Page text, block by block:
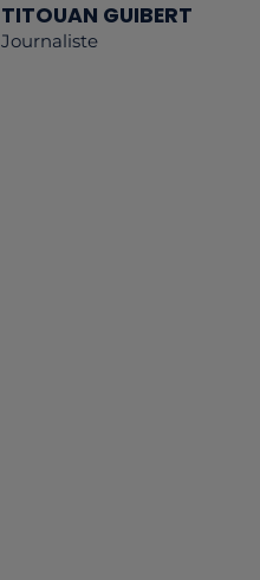
TITOUAN GUIBERT
Journaliste